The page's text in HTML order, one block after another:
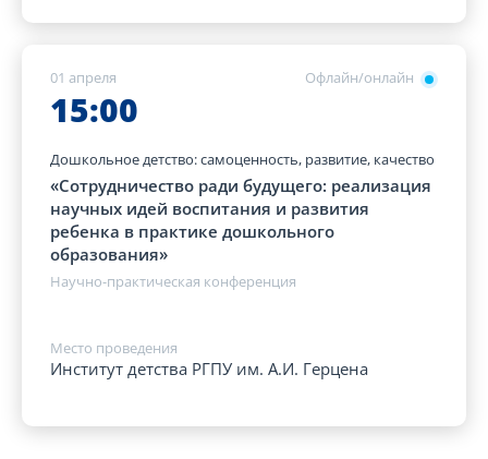
Офлайн/онлайн
01 апреля
15:00
Дошкольное детство: самоценность, развитие, качество
«Сотрудничество ради будущего: реализация
научных идей воспитания и развития
ребенка в практике дошкольного
образования»
Научно-практическая конференция
Место проведения
Институт детства РГПУ им. А.И. Герцена